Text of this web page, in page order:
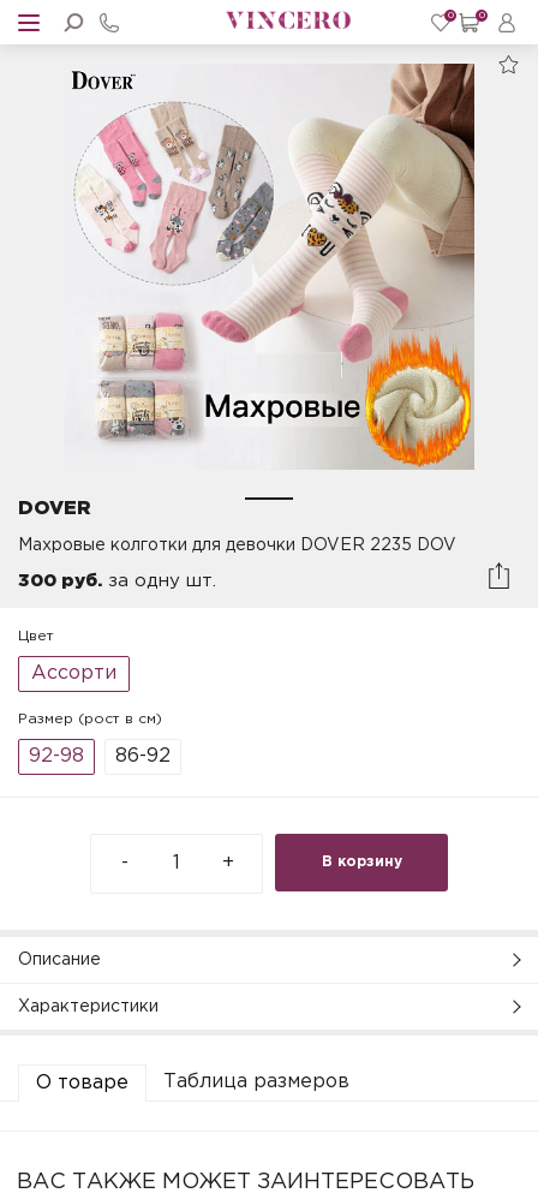
0 0
DOVER
Махровые колготки для девочки DOVER 2235 DOV
300 руб. за одну шт.
Цвет
Ассорти
Размер (рост в см)
92-98 86-92
В корзину
- +
Описание
Характеристики
О товаре Таблица размеров
ВАС ТАКЖЕ МОЖЕТ ЗАИНТЕРЕСОВАТЬ